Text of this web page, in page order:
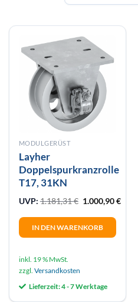
MODULGERÜST
Layher
Doppelspurkranzrolle
T17, 31KN
UVP: 1.181,31€ Ursprünglicher
1.000,90€
IN DEN WARENKORB
inkl. 19 % MwSt.
zzgl. Versandkosten
Lieferzeit:4 - 7 Werktage